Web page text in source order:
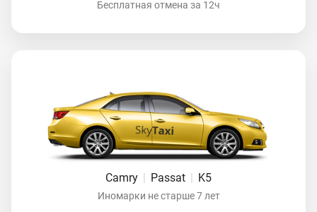
Бесплатная отмена за 12ч
Camry Passat K5
Иномарки не старше 7 лет